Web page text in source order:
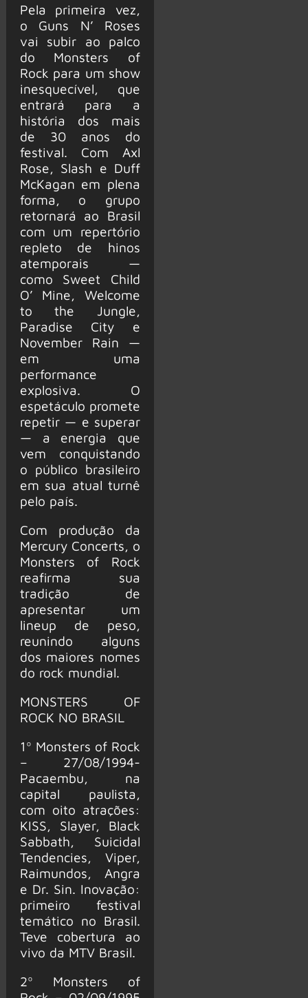
Pela primeira vez,
o Guns N’ Roses
vai subir ao palco
do Monsters of
Rock para um show
inesquecível, que
entrará para a
história dos mais
de 30 anos do
festival. Com Axl
Rose, Slash e Duff
McKagan em plena
forma, o grupo
retornará ao Brasil
com um repertório
repleto de hinos
atemporais —
como Sweet Child
O’ Mine, Welcome
to the Jungle,
Paradise City e
November Rain —
em uma
performance
explosiva. O
espetáculo promete
repetir — e superar
— a energia que
vem conquistando
o público brasileiro
em sua atual turnê
pelo país.
Com produção da
Mercury Concerts, o
Monsters of Rock
reafirma sua
tradição de
apresentar um
lineup de peso,
reunindo alguns
dos maiores nomes
do rock mundial.
MONSTERS OF
ROCK NO BRASIL
1º Monsters of Rock
– 27/08/1994-
Pacaembu, na
capital paulista,
com oito atrações:
KISS, Slayer, Black
Sabbath, Suicidal
Tendencies, Viper,
Raimundos, Angra
e Dr. Sin. Inovação:
primeiro festival
temático no Brasil.
Teve cobertura ao
vivo da MTV Brasil.
2º Monsters of